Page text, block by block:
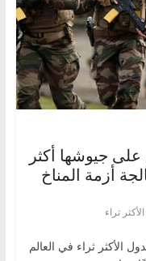
على جيوشها أكثر
ثراء
الأكثر ثراء في العالم